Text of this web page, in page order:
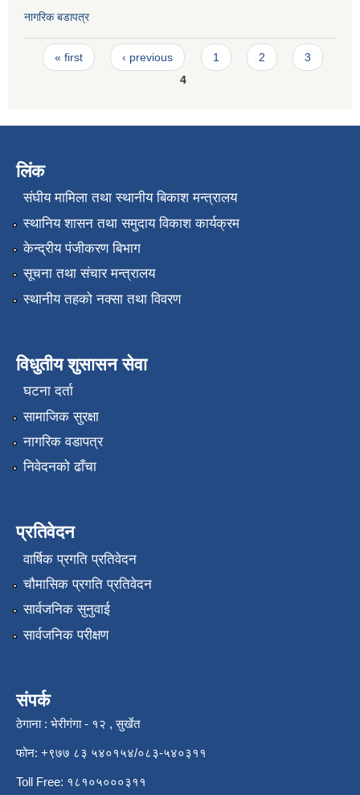
नागरिक बडापत्र
Pages
« first ‹ previous 1 2
3
4
लिंक
संघीय मामिला तथा स्थानीय बिकाश मन्त्रालय
स्थानिय शासन तथा समुदाय विकाश कार्यक्रम
केन्द्रीय पंजीकरण बिभाग
सूचना तथा संचार मन्त्रालय
स्थानीय तहको नक्सा तथा विवरण
विधुतीय शुसासन सेवा
घटना दर्ता
सामाजिक सुरक्षा
नागरिक वडापत्र
निवेदनको ढाँचा
प्रतिवेदन
वार्षिक प्रगति प्रतिवेदन
चौमासिक प्रगति प्रतिवेदन
सार्वजनिक सुनुवाई
सार्वजनिक परीक्षण
संपर्क
ठेगाना : भेरीगंगा - १२ , सुर्खेत
फोन: +९७७ ८३ ५४०१५४/०८३-५४०३११
Toll Free: १८१०५०००३११